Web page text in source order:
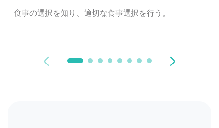
食事の選択を知り、適切な食事選択を行う。